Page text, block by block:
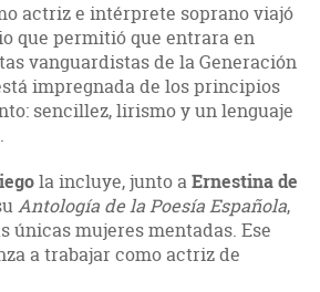
actriz e intérprete soprano viajó
que permitió que entrara en
vanguardistas de la Generación
impregnada de los principios
sencillez, lirismo y un lenguaje
la incluye, junto aErnestina de
Antología de la Poesía Española,
únicas mujeres mentadas. Ese
a trabajar como actriz de